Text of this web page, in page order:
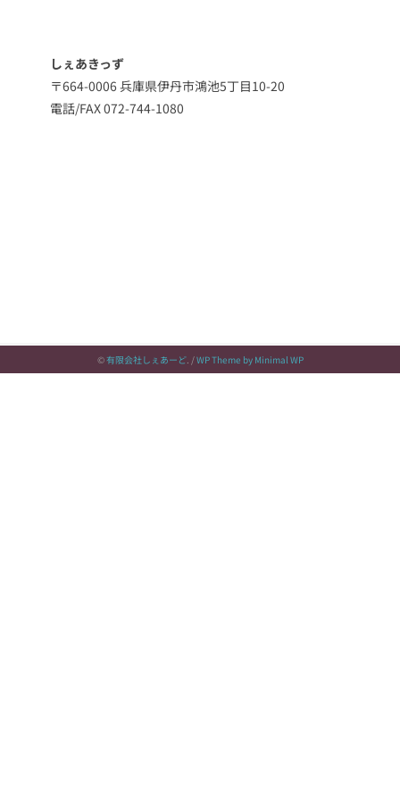
しぇあきっず
〒664-0006 兵庫県伊丹市鴻池5丁目10-20
電話/FAX 072-744-1080
©有限会社しぇあーど. /WP Theme by Minimal WP